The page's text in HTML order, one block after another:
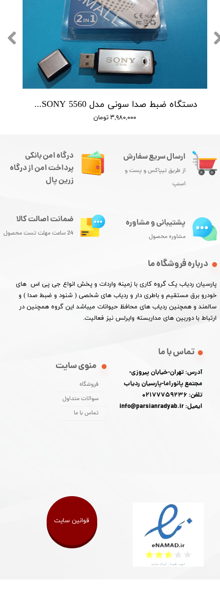
دستگاه ضبط صدا سونی مدل SONY 5560 - حافظه 16 گیگابایت
۳,۹۸۰,۰۰۰ تومان
ارسال سریع سفارش
از طریق تیپاکس و پست و
اسنپ
درباره فروشگاه ما
پارسیان ردیاب یک گروه کاری با زمینه واردات و پخش انواع جی پی اس های
خودرو برق مستقیم و باطری دار و ردیاب های شخصی ( شنود و ضبط صدا ) و
سالمند و همچنین ردیاب های محافظ حیوانات میباشد این گروه همچنین در
ارتباط با دوربین های مداربسته وایرلس نیز فعالیت.​​​​​​​
منوی سایت
فروشگاه
سوالات متداول
تماس با ما
تماس با ما
آدرس: تهران-خیابان پیروزی-
مجتمع پانوراما-پارسیان ردیاب
تلفن: 02177759236
ایمیل: info@parsianradyab.ir
درگاه امن بانکی
پرداخت امن از درگاه
زرین پال
پشتیبانی و مشاوره
مشاوره محصول
ضمانت اصالت کالا
24 ساعت مهلت تست محصول
قوانین سایت